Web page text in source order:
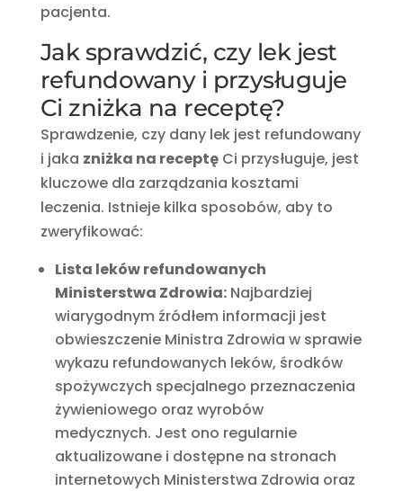
pacjenta.
Jak sprawdzić, czy lek jest
refundowany i przysługuje
Ci zniżka na receptę?
Sprawdzenie, czy dany lek jest refundowany
i jaka zniżka na receptęCi przysługuje, jest
kluczowe dla zarządzania kosztami
leczenia. Istnieje kilka sposobów, aby to
zweryfikować:
Lista leków refundowanych
Ministerstwa Zdrowia:Najbardziej
wiarygodnym źródłem informacji jest
obwieszczenie Ministra Zdrowia w sprawie
wykazu refundowanych leków, środków
spożywczych specjalnego przeznaczenia
żywieniowego oraz wyrobów
medycznych. Jest ono regularnie
aktualizowane i dostępne na stronach
internetowych Ministerstwa Zdrowia oraz